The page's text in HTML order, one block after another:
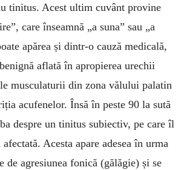
tinitus. Acest ultim cuvânt provine
care înseamnă „a suna” sau „a
apărea și dintr-o cauză medicală,
aflată în apropierea urechii
mus­culaturii din zona vălului palatin
acufenelor. Însă în peste 90 la sută
despre un tinitus subiectiv, pe care îl
afectată. Acesta apare adesea în urma
de agre­siunea fonică (gălăgie) și se